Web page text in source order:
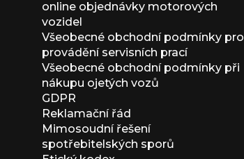
online objednávky motorových
vozidel
Všeobecné obchodní podmínky pro
provádění servisních prací
Všeobecné obchodní podmínky při
nákupu ojetých vozů
GDPR
Reklamační řád
Mimosoudní řešení
spotřebitelských sporů